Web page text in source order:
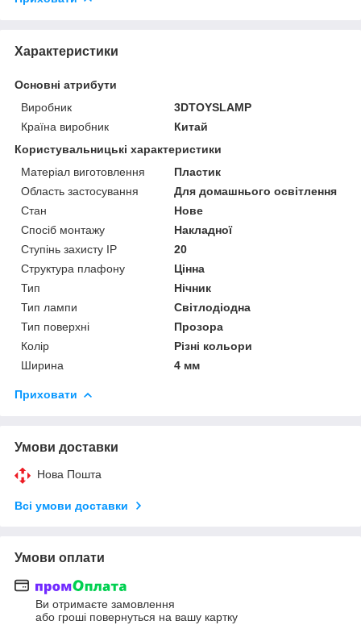
Характеристики
Основні атрибути
Виробник
3DTOYSLAMP
Країна виробник
Китай
Користувальницькі характеристики
Матеріал виготовлення
Пластик
Область застосування
Для домашнього освітлення
Стан
Нове
Спосіб монтажу
Накладної
Ступінь захисту IP
20
Структура плафону
Цінна
Тип
Нічник
Тип лампи
Світлодіодна
Тип поверхні
Прозора
Колір
Різні кольори
Ширина
4 мм
Приховати
Умови доставки
Нова Пошта
Всі умови доставки
Умови оплати
Ви отримаєте замовлення
або гроші повернуться на вашу картку